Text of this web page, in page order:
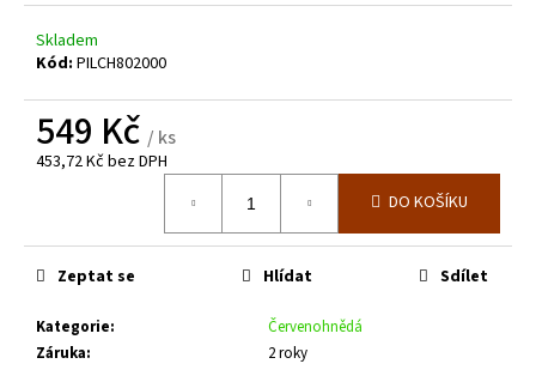
Skladem
Kód: PILCH802000
549 Kč / ks
453,72 Kč bez DPH
DO KOŠÍKU
Kategorie:
Červenohnědá
Záruka: 2 roky
Zeptat se Hlídat Sdílet
D
o
u
j
e
e